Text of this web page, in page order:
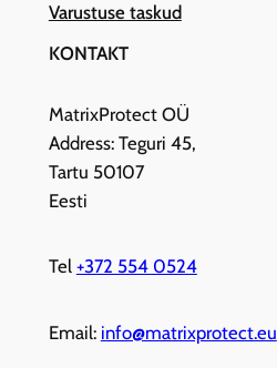
Varustuse taskud
KONTAKT
MatrixProtect OÜ
Address: Teguri 45,
Tartu 50107
Eesti
Tel +372 554 0524
Email: info@matrixprotect.eu